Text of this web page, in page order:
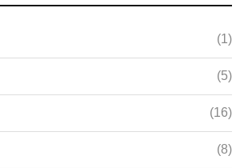
(1)
(5)
(16)
(8)